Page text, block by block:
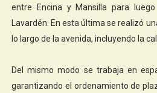
entre Encina y Mansilla para
Lavardén. En esta última se realizó
lo largo de la avenida, incluyendo la
Del mismo modo se trabaja en
garantizando el ordenamiento de